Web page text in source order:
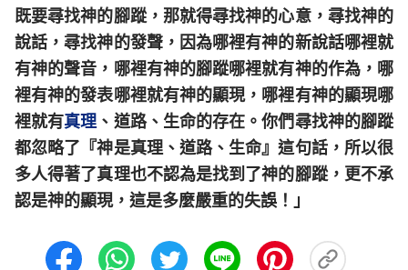
既要尋找神的腳蹤，那就得尋找神的心意，尋找神的
說話，尋找神的發聲，因為哪裡有神的新說話哪裡就
有神的聲音，哪裡有神的腳蹤哪裡就有神的作為，哪
裡有神的發表哪裡就有神的顯現，哪裡有神的顯現哪
裡就有真理 、道路、生命的存在。你們尋找神的腳蹤
都忽略了『神是真理、道路、生命』這句話，所以很
多人得著了真理也不認為是找到了神的腳蹤，更不承
認是神的顯現，這是多麼嚴重的失誤！」